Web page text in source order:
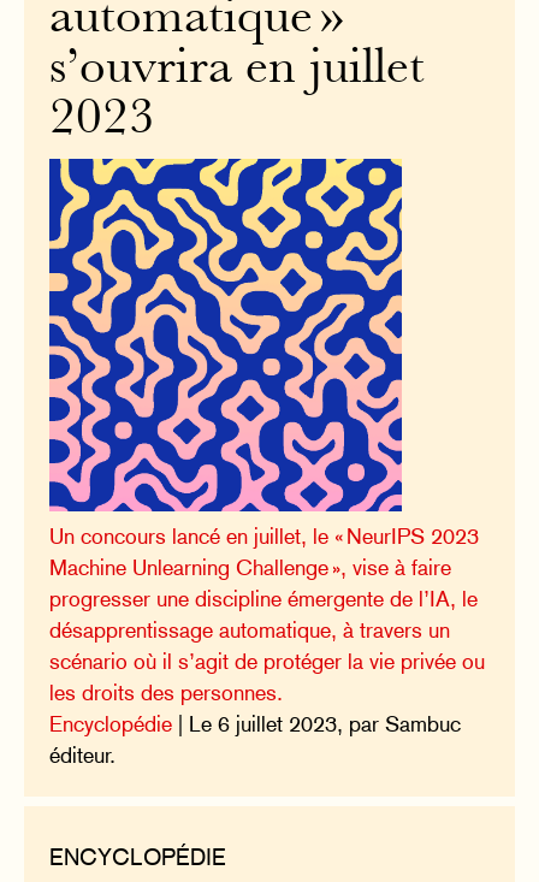
automatique »
s’ouvrira en juillet
2023
Un concours lancé en juillet, le « NeurIPS 2023
Machine Unlearning Challenge », vise à faire
progresser une discipline émergente de l’IA, le
désapprentissage automatique, à travers un
scénario où il s’agit de protéger la vie privée ou
les droits des personnes.
Encyclopédie | Le 6 juillet 2023, par Sambuc
éditeur.
ENCYCLOPÉDIE